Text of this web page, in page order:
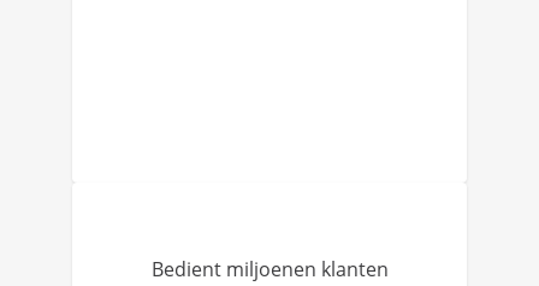
Bedient miljoenen klanten